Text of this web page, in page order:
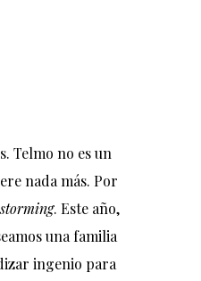
Telmo no es un
nada más. Por
. Este año,
una familia
ingenio para